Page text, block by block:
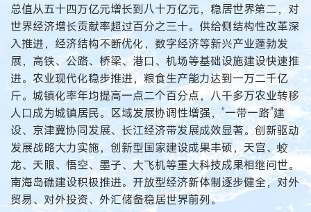
总值从五十四万亿元增长到八十万亿元，稳居世界第二，对
世界经济增长贡献率超过百分之三十。供给侧结构性改革深
入推进，经济结构不断优化，数字经济等新兴产业蓬勃发
展，高铁、公路、桥梁、港口、机场等基础设施建设快速推
进。农业现代化稳步推进，粮食生产能力达到一万二千亿
斤。城镇化率年均提高一点二个百分点，八千多万农业转移
人口成为城镇居民。区域发展协调性增强，“一带一路”建
设、京津冀协同发展、长江经济带发展成效显著。创新驱动
发展战略大力实施，创新型国家建设成果丰硕，天宫、蛟
龙、天眼、悟空、墨子、大飞机等重大科技成果相继问世。
南海岛礁建设积极推进。开放型经济新体制逐步健全，对外
贸易、对外投资、外汇储备稳居世界前列。